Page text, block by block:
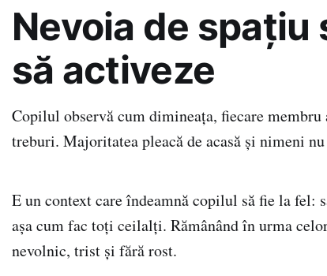
Nevoia de spaţiu
să activeze
Copilul observă cum dimineața, fiecare
treburi. Majoritatea pleacă de acasă și nimeni
E un context care îndeamnă copilul să fie la fel:
aşa cum fac toţi ceilalţi. Rămânând în urma
nevolnic, trist şi fără rost.